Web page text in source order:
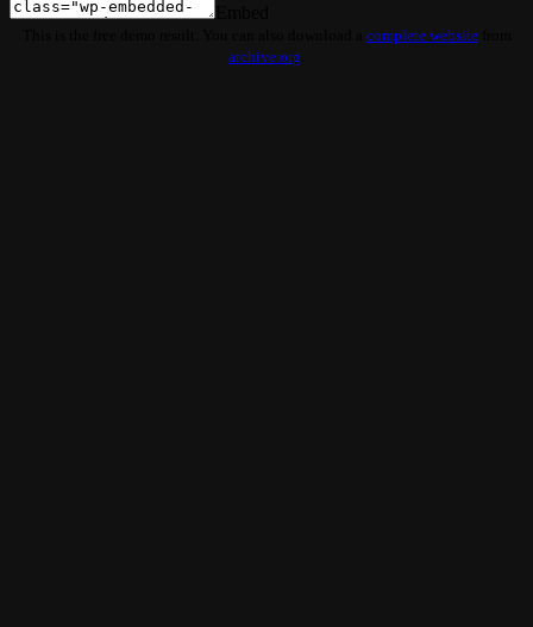
complete websitefrom
archive.org